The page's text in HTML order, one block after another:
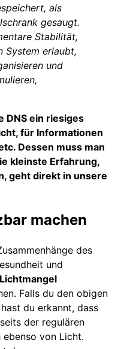
als
gesaugt.
Stabilität,
System erlaubt,
und
DNS ein riesiges
für Informationen
Dessen muss man
kleinste Erfahrung,
geht direkt in unsere
machen
des
und
Lichtmangel
Falls du den obigen
du erkannt, dass
der regulären
ebenso von Licht.